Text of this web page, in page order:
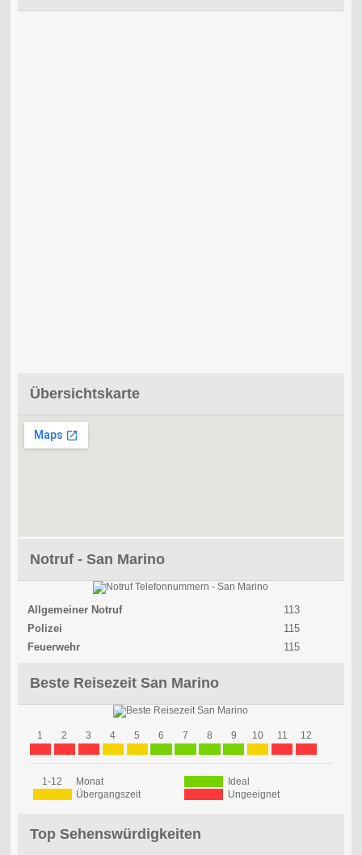
Übersichtskarte
Notruf - San Marino
Allgemeiner Notruf
113
Polizei
115
Feuerwehr
115
Beste Reisezeit San Marino
1 2 3 4 5 6 7 8 9 10 11 12
1-12 Monat
Ideal
Übergangszeit
Ungeeignet
Top Sehenswürdigkeiten